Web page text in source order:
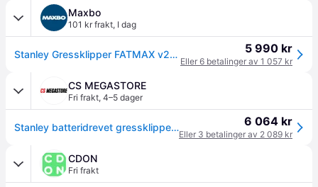
Maxbo
101 kr frakt, I dag
Stanley Gressklipper FATMAX v20 18v med batteri sfmcmw2651m kuttbredde: 510mm 4ah batterier: 2stk 5 990 kr
Eller 6 betalinger av 1 057 kr
CS MEGASTORE
Fri frakt, 4–5 dager
Stanley batteridrevet gressklipper FATMAX 18V v20 SFMCMW2651M 2x4,0Ah 6 064 kr
Eller 3 betalinger av 2 089 kr
CDON
Fri frakt